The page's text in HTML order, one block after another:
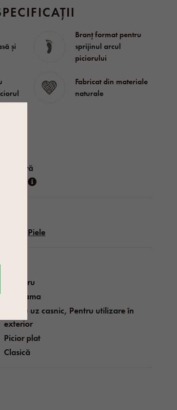
și
Branț format pentru
sprijinul arcul
piciorului
Fabricat din materiale
naturale
De vară
Piele
Albastru
Catarama
Pentru uz casnic, Pentru utilizare în
exterior
Picior plat
Clasică